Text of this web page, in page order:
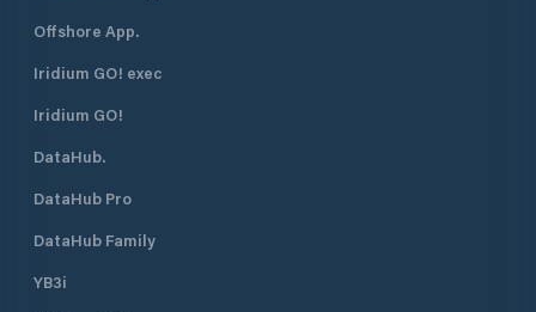
Offshore App.
Iridium GO! exec
Iridium GO!
DataHub.
DataHub Pro
DataHub Family
YB3i